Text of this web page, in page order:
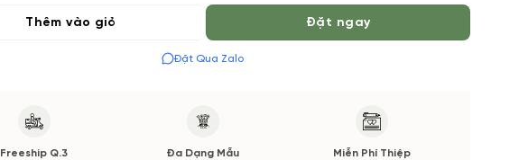
Thêm vào giỏ Đặt ngay
Đặt Qua Zalo
Freeship Q.3
Đa Dạng Mẫu
Miễn Phí Thiệp